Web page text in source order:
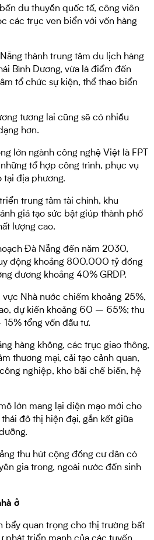
du thuyền quốc tế, công viên
các trục ven biển với vốn hàng
thành trung tâm du lịch hàng
Bình Dương, vừa là điểm đến
tổ chức sự kiện, thể thao biển
tương lai cũng sẽ có nhiều
hơn.
lớn ngành công nghệ Việt là FPT
tổ hợp công trình, phục vụ
địa phương.
trung tâm tài chính, khu
giá tạo sức bật giúp thành phố
lượng cao.
Đà Nẵng đến năm 2030,
động khoảng 800.000 tỷ đồng
đương khoảng 40% GRDP.
Nhà nước chiếm khoảng 25%,
dự kiến khoảng 60 – 65%; thu
tổng vốn đầu tư.
hàng không, các trục giao thông,
thương mại, cải tạo cảnh quan,
nghiệp, kho bãi chế biến, hệ
lớn mang lại diện mạo mới cho
đô thị hiện đại, gắn kết giữa
thu hút cộng đồng cư dân có
gia trong, ngoài nước đến sinh
ở
bẩy quan trọng cho thị trường bất
phát triển mạnh của các tuyến